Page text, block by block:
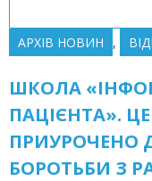
АРХІВ НОВИН ,
ШКОЛА
ПАЦІЄНТА».
ПРИУРОЧЕНО
БОРОТЬБИ З